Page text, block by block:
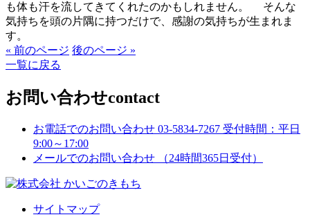
も体も汗を流してきてくれたのかもしれません。 そんな
気持ちを頭の片隅に持つだけで、感謝の気持ちが生まれま
す。
« 前のページ 後のページ »
一覧に戻る
お問い合わせcontact
お電話でのお問い合わせ 03-5834-7267 受付時間：平日
9:00～17:00
メールでのお問い合わせ
（24時間365日受付）
サイトマップ